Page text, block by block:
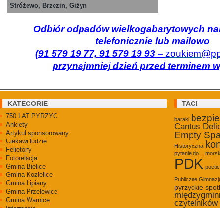
Stróżewo, Brzezin, Giżyn
Odbiór odpadów wielkogabarytowych
telefonicznie lub mailowo
(91 579 19 77, 91 579 19 93 –
przynajmniej dzień przed terminem
KATEGORIE
750 LAT PYRZYC
Ankiety
Artykuł sponsorowany
Ciekawi ludzie
Felietony
Fotorelacja
Gmina Bielice
Gmina Kozielice
Gmina Lipiany
Gmina Przelewice
Gmina Warnice
TAGI
baraki
Cantus
Empty
Historyczna
pytanie do...
PDK
Publiczne
pyrzyckie
czytelników